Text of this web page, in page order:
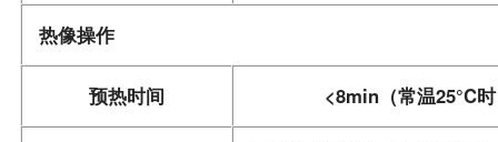
热像操作
预热时间 <8min（常温25°C